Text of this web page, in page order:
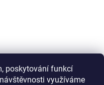
poskytování funkcí
využíváme